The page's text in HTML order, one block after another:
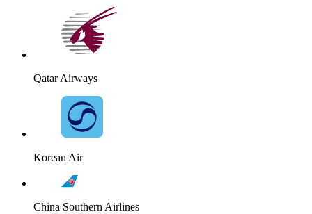
Qatar Airways
Korean Air
China Southern Airlines